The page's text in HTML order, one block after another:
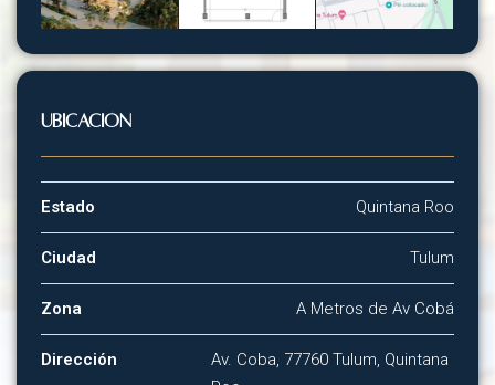
Ubicación
Estado Quintana Roo
Ciudad Tulum
Zona A Metros de Av Cobá
Dirección
Av. Coba, 77760 Tulum, Quintana